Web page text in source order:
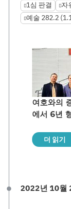
1심 판결 자
예술 282.2
여호와의
에서 6년
더 읽기
2022년 10월